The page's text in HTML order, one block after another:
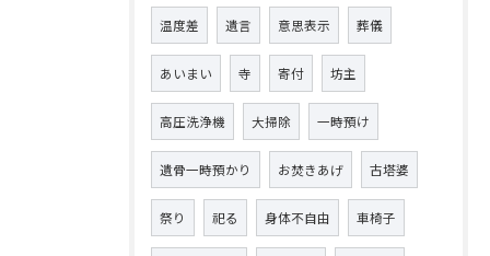
温度差 遺言 意思表示 葬儀
あいまい 寺 寄付 坊主
高圧洗浄機 大掃除 一時預け
遺骨一時預かり お焚きあげ 古塔婆
祭り 祀る 身体不自由 車椅子